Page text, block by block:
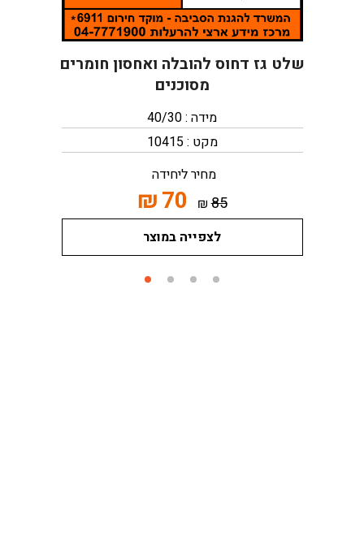
שלט גז דחוס להובלה ואחסון חומרים
מסוכנים
מידה : 40/30
מקט : 10415
מחיר ליחידה
85
₪
70
₪
לצפייה במוצר